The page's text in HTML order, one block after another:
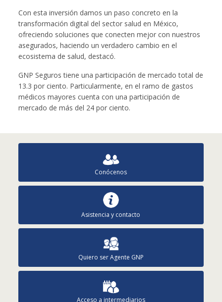
Con esta inversión damos un paso concreto en la
transformación digital del sector salud en México,
ofreciendo soluciones que conecten mejor con nuestros
asegurados, haciendo un verdadero cambio en el
ecosistema de salud, destacó.
GNP Seguros tiene una participación de mercado total de
13.3 por ciento. Particularmente, en el ramo de gastos
médicos mayores cuenta con una participación de
mercado de más del 24 por ciento.
Conócenos
Asistencia y contacto
Quiero ser Agente GNP
Acceso a intermediarios